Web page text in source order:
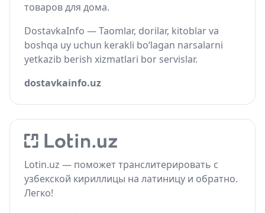
товаров для дома.
DostavkaInfo — Taomlar, dorilar, kitoblar va
boshqa uy uchun kerakli bo‘lagan narsalarni
yetkazib berish xizmatlari bor servislar.
dostavkainfo.uz
Lotin.uz — поможет транслитерировать с
узбекской кириллицы на латиницу и обратно.
Легко!